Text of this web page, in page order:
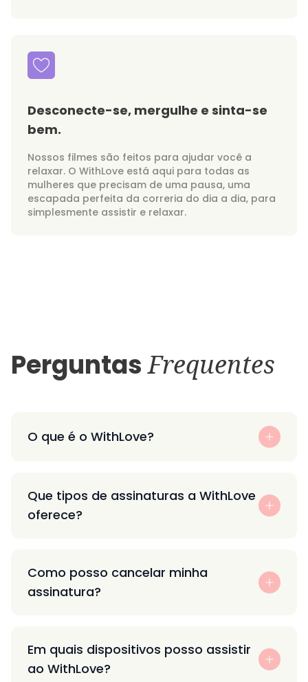
Desconecte-se, mergulhe e sinta-se
bem.
Nossos filmes são feitos para ajudar você a
relaxar. O WithLove está aqui para todas as
mulheres que precisam de uma pausa, uma
escapada perfeita da correria do dia a dia, para
simplesmente assistir e relaxar.
PerguntasFrequentes
O que é o WithLove?
Que tipos de assinaturas a WithLove
oferece?
Como posso cancelar minha
assinatura?
Em quais dispositivos posso assistir
ao WithLove?